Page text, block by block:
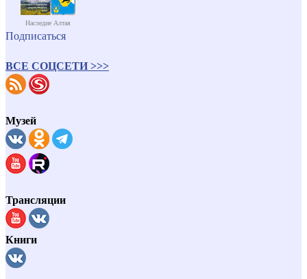
Наследие Алтая
Подписаться
ВСЕ СОЦСЕТИ >>>
Музей
Трансляции
Книги